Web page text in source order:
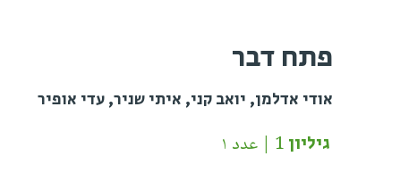
פתח דבר
אודי אדלמן, יואב קני, איתי שניר, עדי אופיר
גיליון 1 | عدد ١